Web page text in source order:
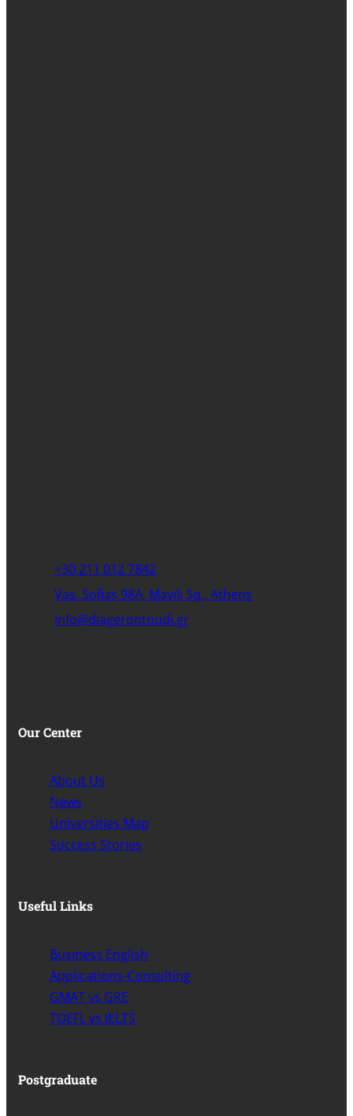
+30 211 012 7842
Vas. Sofias 98A, Mavili Sq., Athens
info@diagerontoudi.gr
Our Center
About Us
News
Universities Map
Success Stories
Useful Links
Business English
Applications-Consulting
GMAT vs GRE
TOEFL vs IELTS
Postgraduate